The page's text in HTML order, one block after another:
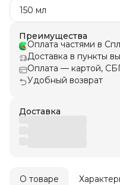
150 мл
Преимущества
Оплата частями в
Доставка в пункты
Оплата — картой,
Удобный возврат
Доставка
О товаре